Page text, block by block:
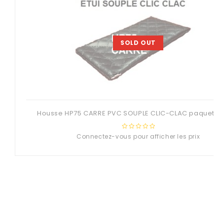
SOLD OUT
Housse HP75 CARRE PVC SOUPLE CLIC-CLAC paquet
0
Connectez-vous pour afficher les prix